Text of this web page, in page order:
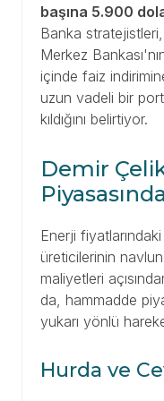
başına 5.900
Banka
Merkez
içinde faiz
uzun vadeli bir
kıldığını belirtiyor.
Demir
Enerji
üreticilerinin
maliyetleri
da, hammadde
yukarı yönlü
Hurda ve